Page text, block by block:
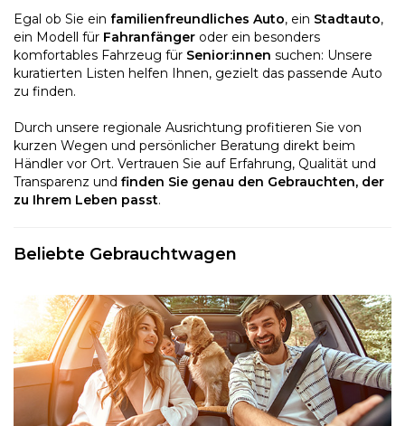
Egal ob Sie ein familienfreundliches Auto, ein Stadtauto,
ein Modell für Fahranfänger oder ein besonders
komfortables Fahrzeug für Senior:innen suchen: Unsere
kuratierten Listen helfen Ihnen, gezielt das passende Auto
zu finden.
Durch unsere regionale Ausrichtung profitieren Sie von
kurzen Wegen und persönlicher Beratung direkt beim
Händler vor Ort. Vertrauen Sie auf Erfahrung, Qualität und
Transparenz und finden Sie genau den Gebrauchten, der
zu Ihrem Leben passt.
Beliebte Gebrauchtwagen